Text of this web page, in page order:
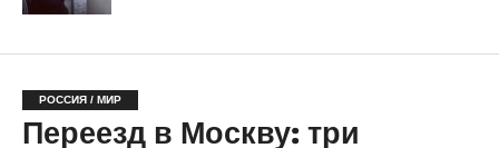
РОССИЯ / МИР
Переезд в Москву: три